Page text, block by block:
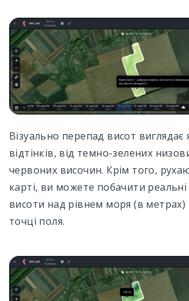
Візуально перепад висот виглядає
відтінків, від темно-зелених
червоних височин. Крім того,
карті, ви можете побачити реальні
висоти над рівнем моря (в метрах)
точці поля.